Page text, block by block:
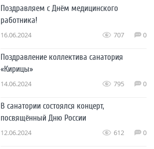
Поздравляем с Днём медицинского
работника!
16.06.2024 707 0
Поздравление коллектива санатория
«Кирицы»
14.06.2024 795 0
В санатории состоялся концерт,
посвящённый Дню России
12.06.2024 612 0